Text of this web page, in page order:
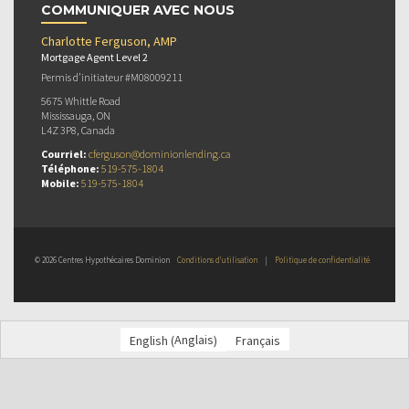
COMMUNIQUER AVEC NOUS
Charlotte Ferguson, AMP
Mortgage Agent Level 2
Permis d’initiateur #M08009211
5675 Whittle Road
Mississauga, ON
L4Z 3P8, Canada
Courriel: cferguson@dominionlending.ca
Téléphone: 519-575-1804
Mobile: 519-575-1804
© 2026 Centres Hypothécaires Dominion Conditions d’utilisation | Politique de confidentialité
English (Anglais) Français